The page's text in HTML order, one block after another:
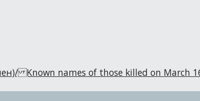
Known names of those killed on March